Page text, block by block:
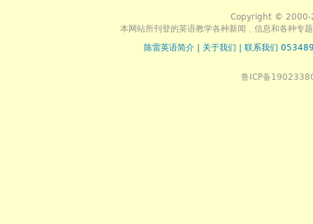
Copyright © 2000-
本网站所刊登的英语教学各种新闻﹑信息和各种专
陈雷英语简介
关于我们 联系我们
鲁ICP备